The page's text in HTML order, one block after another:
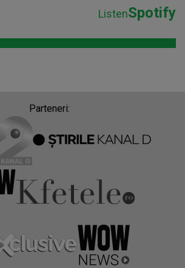
ListenSpotify
Parteneri: